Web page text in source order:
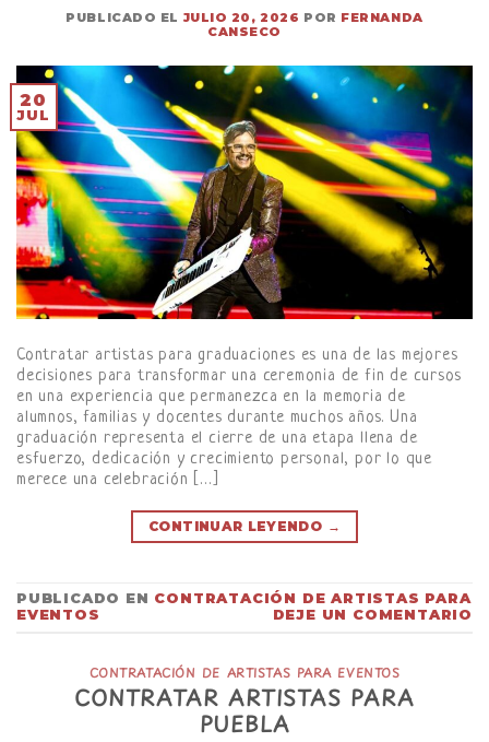
PUBLICADO EL JULIO 20, 2026 POR FERNANDA
CANSECO
20
JUL
Contratar artistas para graduaciones es una de las mejores
decisiones para transformar una ceremonia de fin de cursos
en una experiencia que permanezca en la memoria de
alumnos, familias y docentes durante muchos años. Una
graduación representa el cierre de una etapa llena de
esfuerzo, dedicación y crecimiento personal, por lo que
merece una celebración […]
CONTINUAR LEYENDO →
PUBLICADO EN CONTRATACIÓN DE ARTISTAS PARA
EVENTOS
DEJE UN COMENTARIO
CONTRATACIÓN DE ARTISTAS PARA EVENTOS
CONTRATAR ARTISTAS PARA
PUEBLA